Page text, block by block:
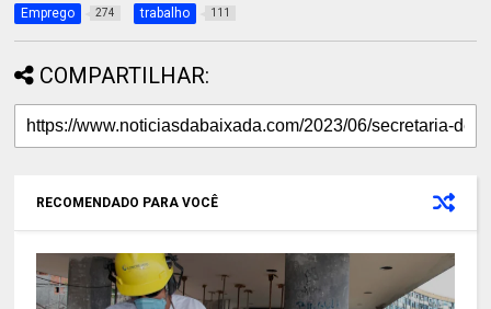
Emprego 274 trabalho 111
COMPARTILHAR:
RECOMENDADO PARA VOCÊ